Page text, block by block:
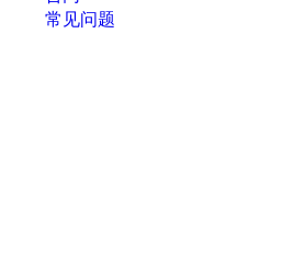
常见问题